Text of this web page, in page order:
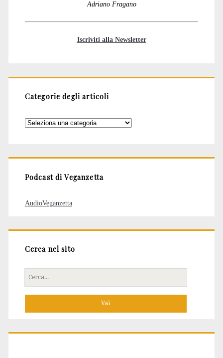
Adriano Fragano
Iscriviti alla Newsletter
Categorie degli articoli
Categorie
Podcast di Veganzetta
AudioVeganzetta
Cerca nel sito
Cerca
per: